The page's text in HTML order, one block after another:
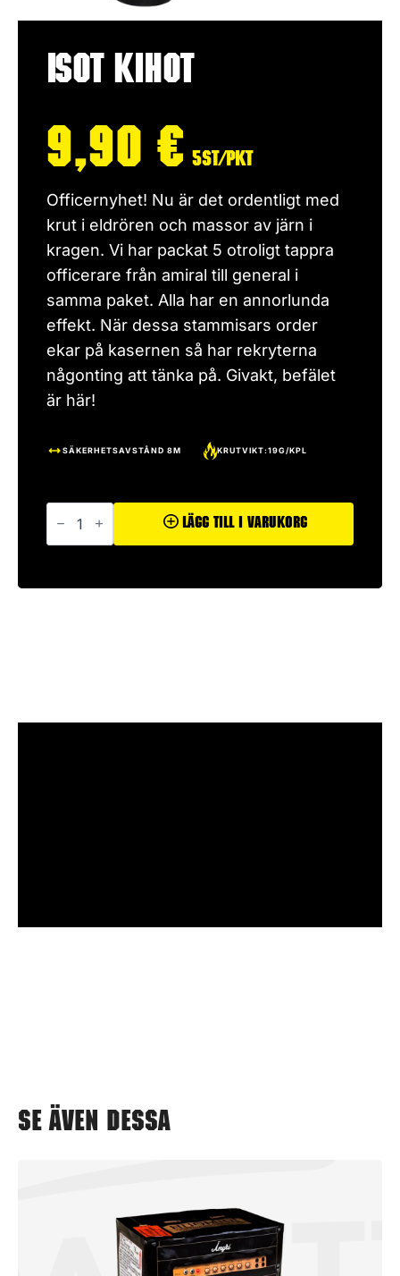
Isot Kihot
9,90 € 5st/pkt
Officernyhet! Nu är det ordentligt med
krut i eldrören och massor av järn i
kragen. Vi har packat 5 otroligt tappra
officerare från amiral till general i
samma paket. Alla har en annorlunda
effekt. När dessa stammisars order
ekar på kasernen så har rekryterna
någonting att tänka på. Givakt, befälet
är här!
SÄKERHETSAVSTÅND 8M KRUTVIKT:19G/KPL
Isot
Kihot
Lägg Till I Varukorg
Se även dessa